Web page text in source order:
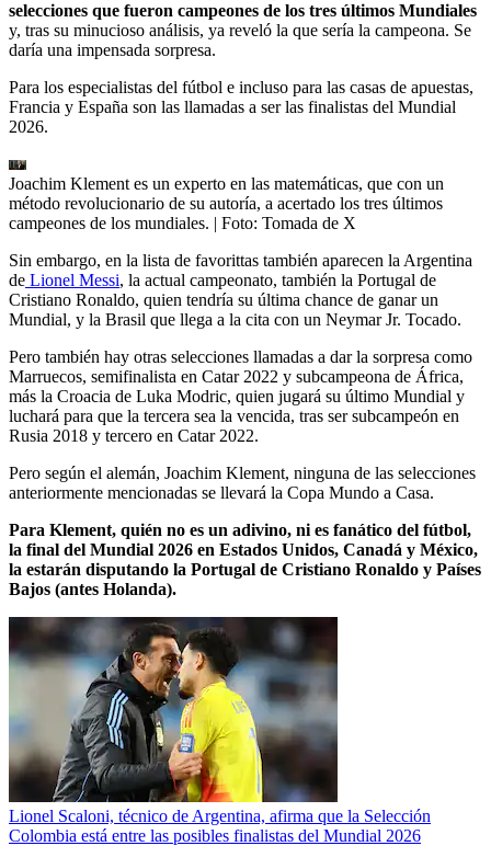
selecciones que fueron campeones de los tres últimos Mundiales
y, tras su minucioso análisis, ya reveló la que sería la campeona. Se
daría una impensada sorpresa.
Para los especialistas del fútbol e incluso para las casas de apuestas,
Francia y España son las llamadas a ser las finalistas del Mundial
2026.
Joachim Klement es un experto en las matemáticas, que con un
método revolucionario de su autoría, a acertado los tres últimos
campeones de los mundiales. | Foto: Tomada de X
Sin embargo, en la lista de favorittas también aparecen la Argentina
de Lionel Messi, la actual campeonato, también la Portugal de
Cristiano Ronaldo, quien tendría su última chance de ganar un
Mundial, y la Brasil que llega a la cita con un Neymar Jr. Tocado.
Pero también hay otras selecciones llamadas a dar la sorpresa como
Marruecos, semifinalista en Catar 2022 y subcampeona de África,
más la Croacia de Luka Modric, quien jugará su último Mundial y
luchará para que la tercera sea la vencida, tras ser subcampeón en
Rusia 2018 y tercero en Catar 2022.
Pero según el alemán, Joachim Klement, ninguna de las selecciones
anteriormente mencionadas se llevará la Copa Mundo a Casa.
Para Klement, quién no es un adivino, ni es fanático del fútbol,
la final del Mundial 2026 en Estados Unidos, Canadá y México,
la estarán disputando la Portugal de Cristiano Ronaldo y Países
Bajos (antes Holanda).
Lionel Scaloni, técnico de Argentina, afirma que la Selección
Colombia está entre las posibles finalistas del Mundial 2026